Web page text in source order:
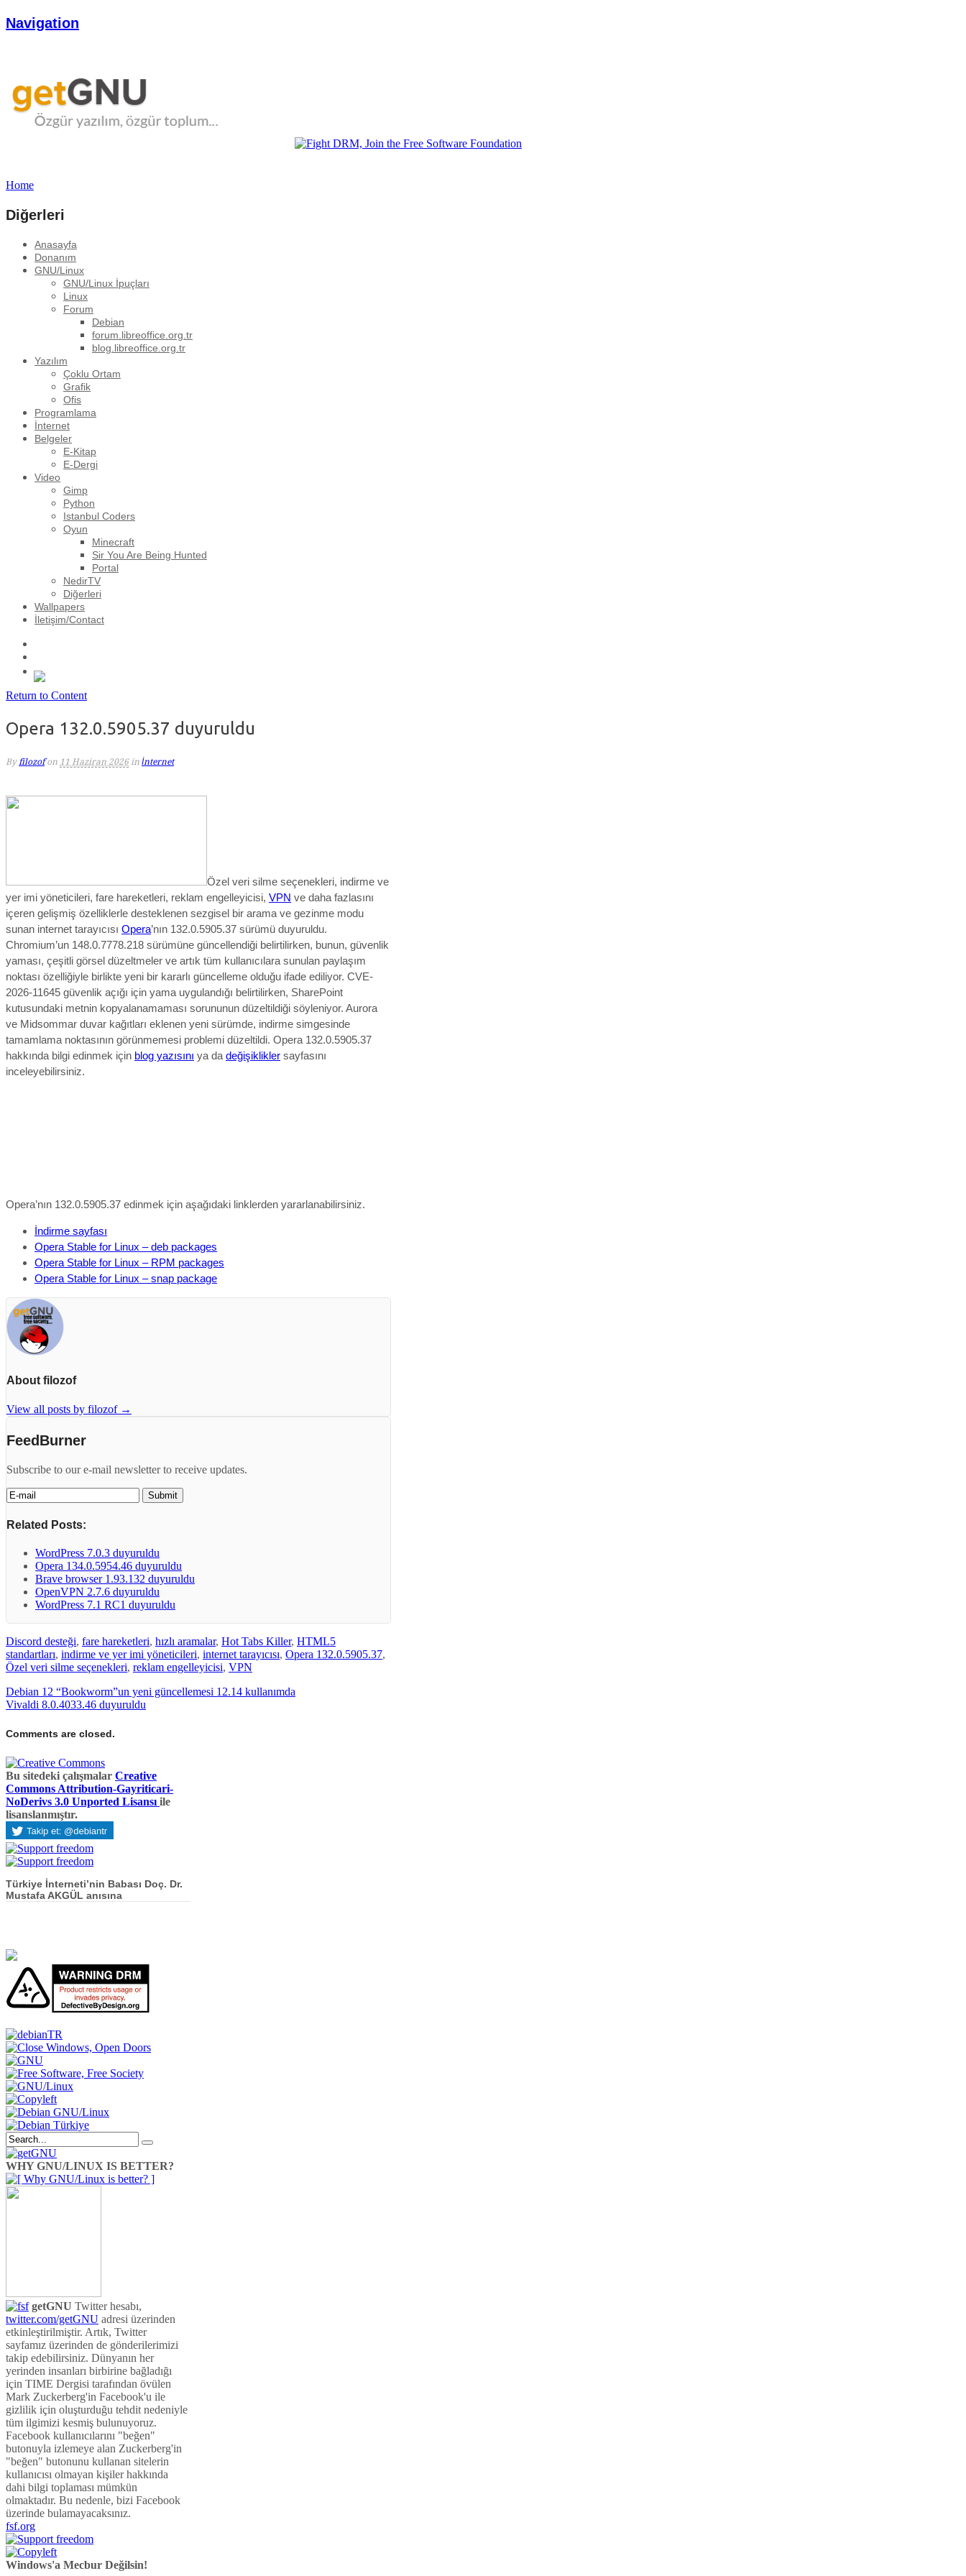
Navigation
Home
Diğerleri
Anasayfa
Donanım
GNU/Linux
GNU/Linux İpuçları
Linux
Forum
Debian
forum.libreoffice.org.tr
blog.libreoffice.org.tr
Yazılım
Çoklu Ortam
Grafik
Ofis
Programlama
İnternet
Belgeler
E-Kitap
E-Dergi
Video
Gimp
Python
Istanbul Coders
Oyun
Minecraft
Sir You Are Being Hunted
Portal
NedirTV
Diğerleri
Wallpapers
İletişim/Contact
Return to Content
Opera 132.0.5905.37 duyuruldu
By filozof on 11 Haziran 2026 in İnternet
Özel veri silme seçenekleri, indirme ve
yer imi yöneticileri, fare hareketleri, reklam engelleyicisi, VPN ve daha fazlasını
içeren gelişmiş özelliklerle desteklenen sezgisel bir arama ve gezinme modu
sunan internet tarayıcısı Opera’nın 132.0.5905.37 sürümü duyuruldu.
Chromium’un 148.0.7778.218 sürümüne güncellendiği belirtilirken, bunun, güvenlik
yaması, çeşitli görsel düzeltmeler ve artık tüm kullanıcılara sunulan paylaşım
noktası özelliğiyle birlikte yeni bir kararlı güncelleme olduğu ifade ediliyor. CVE-
2026-11645 güvenlik açığı için yama uygulandığı belirtilirken, SharePoint
kutusundaki metnin kopyalanamaması sorununun düzeltildiği söyleniyor. Aurora
ve Midsommar duvar kağıtları eklenen yeni sürümde, indirme simgesinde
tamamlama noktasının görünmemesi problemi düzeltildi. Opera 132.0.5905.37
hakkında bilgi edinmek için blog yazısını ya da değişiklikler sayfasını
inceleyebilirsiniz.
Opera’nın 132.0.5905.37 edinmek için aşağıdaki linklerden yararlanabilirsiniz.
İndirme sayfası
Opera Stable for Linux – deb packages
Opera Stable for Linux – RPM packages
Opera Stable for Linux – snap package
About filozof
View all posts by filozof →
FeedBurner
Subscribe to our e-mail newsletter to receive updates.
Related Posts:
WordPress 7.0.3 duyuruldu
Opera 134.0.5954.46 duyuruldu
Brave browser 1.93.132 duyuruldu
OpenVPN 2.7.6 duyuruldu
WordPress 7.1 RC1 duyuruldu
Discord desteği, fare hareketleri, hızlı aramalar, Hot Tabs Killer, HTML5
standartları, indirme ve yer imi yöneticileri, internet tarayıcısı, Opera 132.0.5905.37,
Özel veri silme seçenekleri, reklam engelleyicisi, VPN
Debian 12 “Bookworm”un yeni güncellemesi 12.14 kullanımda
Vivaldi 8.0.4033.46 duyuruldu
Comments are closed.
Bu sitedeki çalışmalar Creative
Commons Attribution-Gayriticari-
NoDerivs 3.0 Unported Lisansı ile
lisanslanmıştır.
Türkiye İnterneti’nin Babası Doç. Dr.
Mustafa AKGÜL anısına
WHY GNU/LINUX IS BETTER?
getGNU Twitter hesabı,
twitter.com/getGNU adresi üzerinden
etkinleştirilmiştir. Artık, Twitter
sayfamız üzerinden de gönderilerimizi
takip edebilirsiniz. Dünyanın her
yerinden insanları birbirine bağladığı
için TIME Dergisi tarafından övülen
Mark Zuckerberg'in Facebook'u ile
gizlilik için oluşturduğu tehdit nedeniyle
tüm ilgimizi kesmiş bulunuyoruz.
Facebook kullanıcılarını "beğen"
butonuyla izlemeye alan Zuckerberg'in
"beğen" butonunu kullanan sitelerin
kullanıcısı olmayan kişiler hakkında
dahi bilgi toplaması mümkün
olmaktadır. Bu nedenle, bizi Facebook
üzerinde bulamayacaksınız.
fsf.org
Windows'a Mecbur Değilsin!